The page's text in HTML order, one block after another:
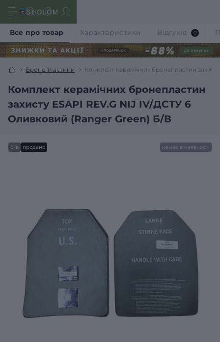
Бронепластини Комплект керамічних бронепластин
Комплект керамічних бронепластин
захисту ESAPI REV.G NIJ IV/ДСТУ 6
Оливковий (Ranger Green) Б/В
Все про товар Характеристики Відгуків 0
б/в продано немає в наявності